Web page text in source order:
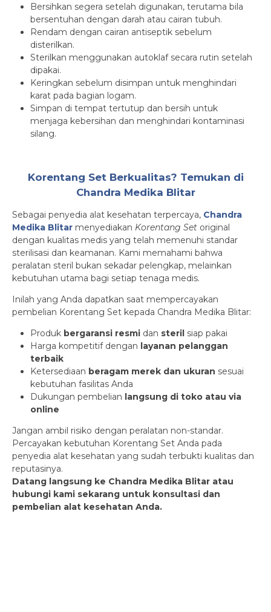
Bersihkan segera setelah digunakan, terutama bila
bersentuhan dengan darah atau cairan tubuh.
Rendam dengan cairan antiseptik sebelum
disterilkan.
Sterilkan menggunakan autoklaf secara rutin setelah
dipakai.
Keringkan sebelum disimpan untuk menghindari
karat pada bagian logam.
Simpan di tempat tertutup dan bersih untuk
menjaga kebersihan dan menghindari kontaminasi
silang.
Korentang Set Berkualitas? Temukan di
Chandra Medika Blitar
Sebagai penyedia alat kesehatan terpercaya, Chandra
Medika Blitar menyediakan Korentang Set original
dengan kualitas medis yang telah memenuhi standar
sterilisasi dan keamanan. Kami memahami bahwa
peralatan steril bukan sekadar pelengkap, melainkan
kebutuhan utama bagi setiap tenaga medis.
Inilah yang Anda dapatkan saat mempercayakan
pembelian Korentang Set kepada Chandra Medika Blitar:
Produk bergaransi resmi dan steril siap pakai
Harga kompetitif dengan layanan pelanggan
terbaik
Ketersediaan beragam merek dan ukuran sesuai
kebutuhan fasilitas Anda
Dukungan pembelian langsung di toko atau via
online
Jangan ambil risiko dengan peralatan non-standar.
Percayakan kebutuhan Korentang Set Anda pada
penyedia alat kesehatan yang sudah terbukti kualitas dan
reputasinya.
Datang langsung ke Chandra Medika Blitar atau
hubungi kami sekarang untuk konsultasi dan
pembelian alat kesehatan Anda.